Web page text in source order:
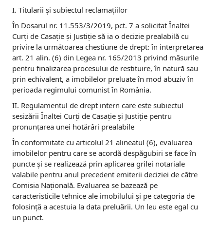
I. Titularii și subiectul reclamațiilor
În Dosarul nr. 11.553/3/2019, pct. 7 a solicitat Înaltei
Curți de Casație și Justiție să ia o decizie prealabilă cu
privire la următoarea chestiune de drept: în interpretarea
art. 21 alin. (6) din Legea nr. 165/2013 privind măsurile
pentru finalizarea procesului de restituire, în natură sau
prin echivalent, a imobilelor preluate în mod abuziv în
perioada regimului comunist în România.
II. Regulamentul de drept intern care este subiectul
sesizării Înaltei Curți de Casație și Justiție pentru
pronunțarea unei hotărâri prealabile
În conformitate cu articolul 21 alineatul (6), evaluarea
imobilelor pentru care se acordă despăgubiri se face în
puncte și se realizează prin aplicarea grilei notariale
valabile pentru anul precedent emiterii deciziei de către
Comisia Națională. Evaluarea se bazează pe
caracteristicile tehnice ale imobilului și pe categoria de
folosință a acestuia la data preluării. Un leu este egal cu
un punct.